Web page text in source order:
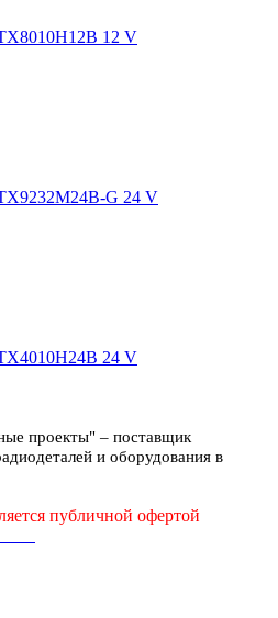
12 V
G 24 V
24 V
проекты" – поставщик
и оборудования в
публичной офертой